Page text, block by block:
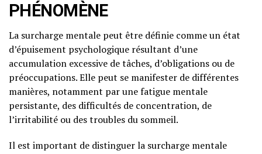
PHÉNOMÈNE
La surcharge mentale peut être définie comme un état
d’épuisement psychologique résultant d’une
accumulation excessive de tâches, d’obligations ou de
préoccupations. Elle peut se manifester de différentes
manières, notamment par une fatigue mentale
persistante, des difficultés de concentration, de
l’irritabilité ou des troubles du sommeil.
Il est important de distinguer la surcharge mentale